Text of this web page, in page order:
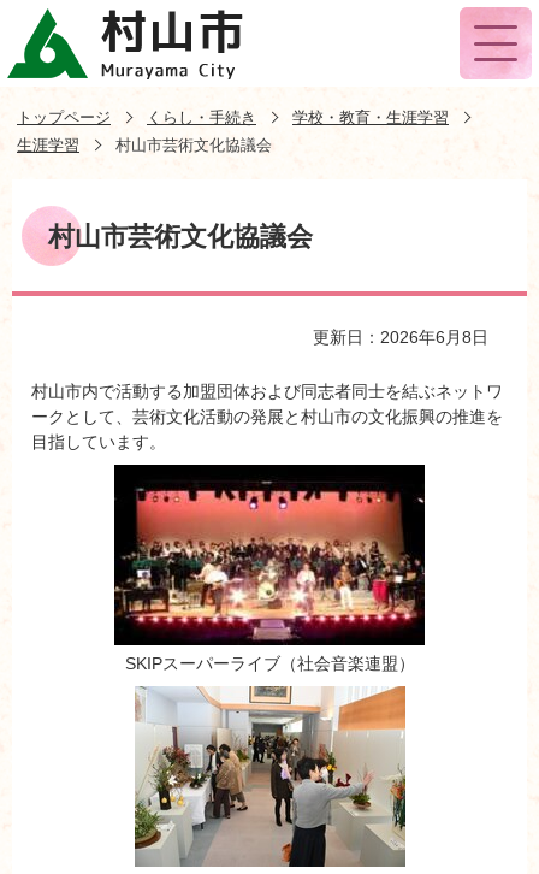
トップページ くらし・手続き
学校・教育・生涯学習
生涯学習
村山市芸術文化協議会
村山市芸術文化協議会
更新日：2026年6月8日
村山市内で活動する加盟団体および同志者同士を結ぶネットワ
ークとして、芸術文化活動の発展と村山市の文化振興の推進を
目指しています。
SKIPスーパーライブ（社会音楽連盟）